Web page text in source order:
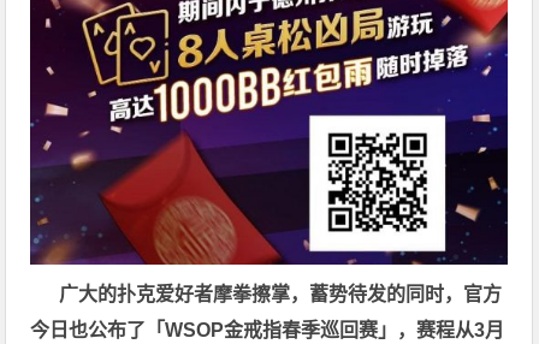
广大的扑克爱好者摩拳擦掌，蓄势待发的同时，官方
今日也公布了「WSOP金戒指春季巡回赛」，赛程从3月